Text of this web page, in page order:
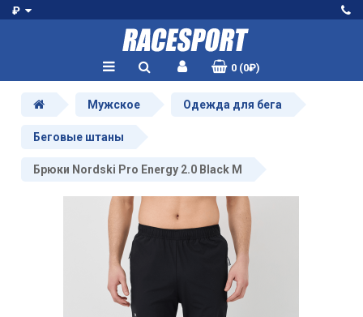
₽
0 (0₽)
Мужское Одежда для бега
Беговые штаны
Брюки Nordski Pro Energy 2.0 Black M